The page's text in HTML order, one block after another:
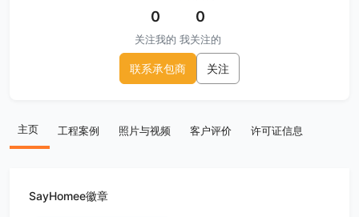
0
关注我的
0
我关注的
联系承包商 关注
主页 工程案例 照片与视频 客户评价 许可证信息
SayHomee徽章